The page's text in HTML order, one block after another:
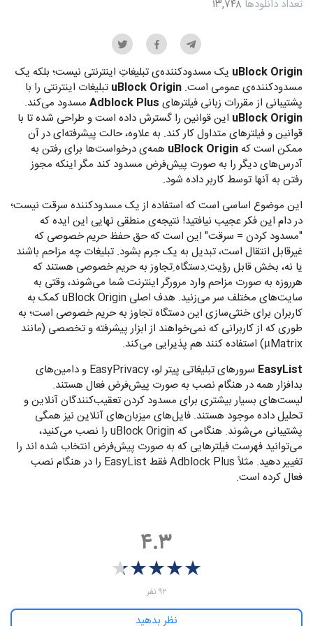
تعداد دانلودها ۱۳,۷۴۸
uBlock Origin یک مسدودکننده‌ی تبلیغاتِ اینترنتی نیست؛ بلکه یک
مسدودکننده‌ی عمومی است. uBlock Origin تبلیغات اینترنتی را با
پشتیبانی از مقررات زبانی فیلترهای Adblock Plus مسدود می‌کند.
uBlock Origin این قوانین را گسترش داده است و طراحی شده تا با
قوانین و فیلترهای متداول کار کند. به علاوه، حالت پیشرفته‌ای در آن
ممکن است که uBlock Origin همه‌ی درخواست‌ها برای رفتن به
آدرس‌های دیگر را به صورت پیش‌فرض مسدود کند مگر اینکه مجوز
رفتن به آنها توسط کاربر داده شود.
این موضوع اساسی است که استفاده از یک مسدودکننده سرقت نیست؛
در دام این فکر عجیب نیافتید! نتیجه‌ی منطقی نهایی این ایده که
"مسدود کردن = سرقت" این است که حق حفظ حریم خصوصی که
غیرقابل انتقال است، تبدیل به یک جرم بشود. تبلیغات چه مزاحم باشند
یا نه، بخش قابل رؤیت ِدستگاه ِتجاوز به حریم خصوصی هستند که
هرروزه به صورت مزاحم وارد مرورگر اینترنت شما می‌شوند، وقتی به
سایت‌های مختلف سر می‌زنید. هدف اصلی uBlock Origin کمک به
کاربران برای خنثی‌سازی این دستگاه تجاوز به حریم خصوصی است؛‌ به
طوری که از کاربرانی که نمی‌خواهند از ابزار پیشرفته و تخصصی (مانند
µMatrix) استفاده کنند هم پذیرایی می‌کند.
EasyList
سرورهای تبلیغاتی پیتر لو، EasyPrivacy و دامین‌های
بدافزار همه در هنگام نصب به صورت پیش‌فرض فعال هستند.
لیست‌های بسیار بیشتری برای مسدود کردن تعقیب‌کنندگان آنلاین و
تحلیل داده موجود هستند. فایل‌های میزبان‌‌های آنلاین نیز همگی
پشتیبانی می‌شوند. هنگامی که uBlock Origin را نصب می‌کنید،
می‌توانید فهرست فیلترهایی که به صورت پیش‌فرض انتخاب شده اند را
تغییر دهید. مثلاً Adblock Plus فقط EasyList را در هنگام نصب
فعال کرده است.
۴.۳
★★★★★
★
★
★
★
★
‫۹۲ نفر
نظر بدهید